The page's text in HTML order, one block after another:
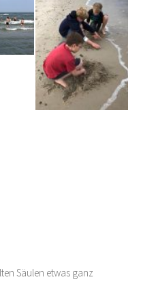
Säulen etwas ganz